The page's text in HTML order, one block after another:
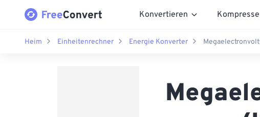
Konvertieren Kompresse
Heim Einheitenrechner Energie Konverter